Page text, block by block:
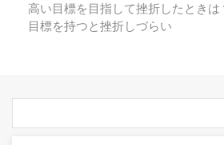
高い目標を目指して挫折したときは
目標を持つと挫折しづらい